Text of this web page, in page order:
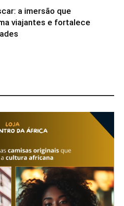
a imersão que
viajantes e fortalece